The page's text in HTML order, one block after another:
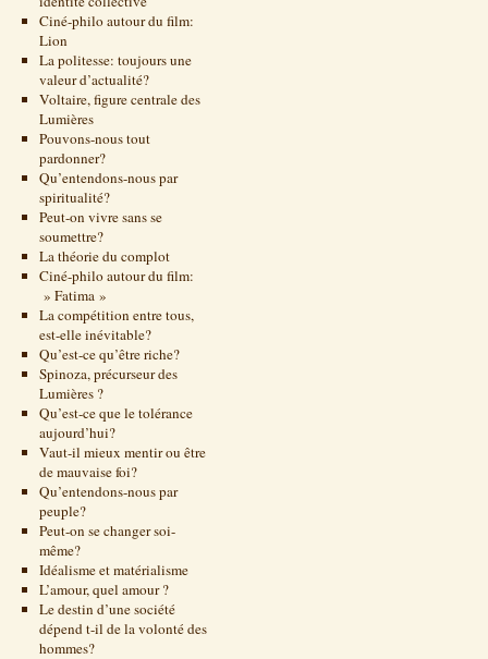
Ciné-philo autour du film:
Lion
La politesse: toujours une
valeur d’actualité?
Voltaire, figure centrale des
Lumières
Pouvons-nous tout
pardonner?
Qu’entendons-nous par
spiritualité?
Peut-on vivre sans se
soumettre?
La théorie du complot
Ciné-philo autour du film:
» Fatima »
La compétition entre tous,
est-elle inévitable?
Qu’est-ce qu’être riche?
Spinoza, précurseur des
Lumières ?
Qu’est-ce que le tolérance
aujourd’hui?
Vaut-il mieux mentir ou être
de mauvaise foi?
Qu’entendons-nous par
peuple?
Peut-on se changer soi-
même?
Idéalisme et matérialisme
L’amour, quel amour ?
Le destin d’une société
dépend t-il de la volonté des
hommes?